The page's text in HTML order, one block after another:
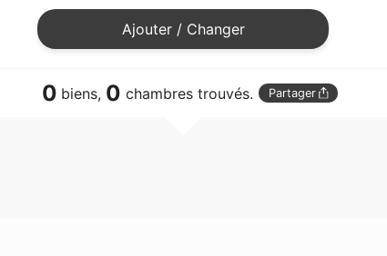
Ajouter / Changer
0 biens, 0 chambres trouvés. Partager